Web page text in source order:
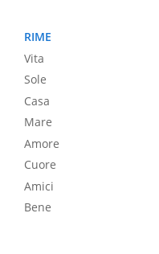
RIME
Vita
Sole
Casa
Mare
Amore
Cuore
Amici
Bene